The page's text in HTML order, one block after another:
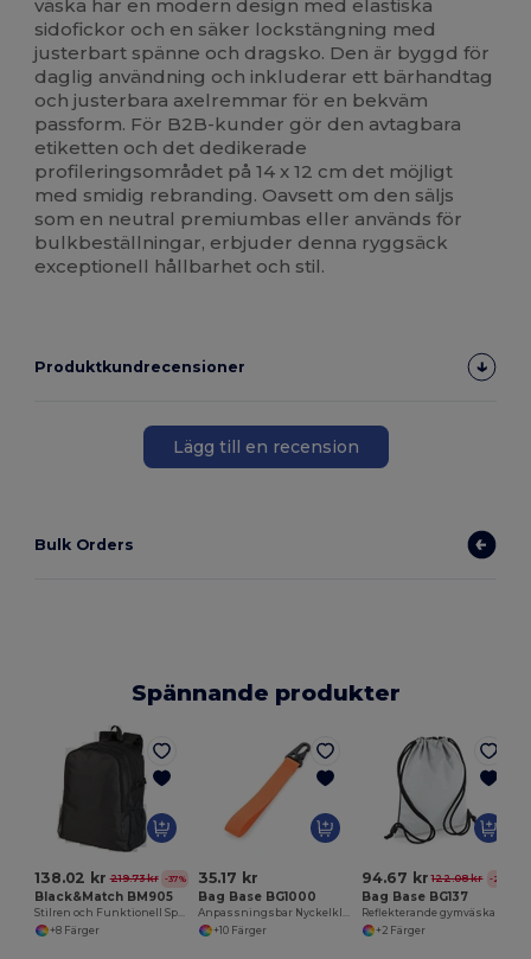
väska har en modern design med elastiska
sidofickor och en säker lockstängning med
justerbart spänne och dragsko. Den är byggd för
daglig användning och inkluderar ett bärhandtag
och justerbara axelremmar för en bekväm
passform. För B2B-kunder gör den avtagbara
etiketten och det dedikerade
profileringsområdet på 14 x 12 cm det möjligt
med smidig rebranding. Oavsett om den säljs
som en neutral premiumbas eller används för
bulkbeställningar, erbjuder denna ryggsäck
exceptionell hållbarhet och stil.
Produktkundrecensioner
Lägg till en recension
Bulk Orders
Spännande produkter
138.02 kr 219.73 kr -37%
Black&Match BM905
Stilren och Funktionell Sportryggsäck BM905
+8 Färger
35.17 kr
Bag Base BG1000
Anpassningsbar Nyckelklämma för Personlig Stil
+10 Färger
94.67 kr 122.08 kr -22%
Bag Base BG137
Reflekterande gymväska
+2 Färger